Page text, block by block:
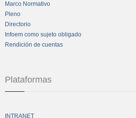
Marco Normativo
Pleno
Directorio
Infoem como sujeto obligado
Rendición de cuentas
Plataformas
INTRANET